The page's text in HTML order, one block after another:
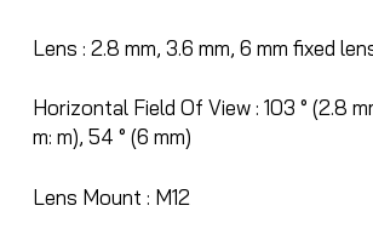
Lens : 2.8 mm, 3.6 mm, 6 mm fixed
Horizontal Field Of View : 103 ° (2.8
m: m), 54 ° (6 mm)
Lens Mount : M12